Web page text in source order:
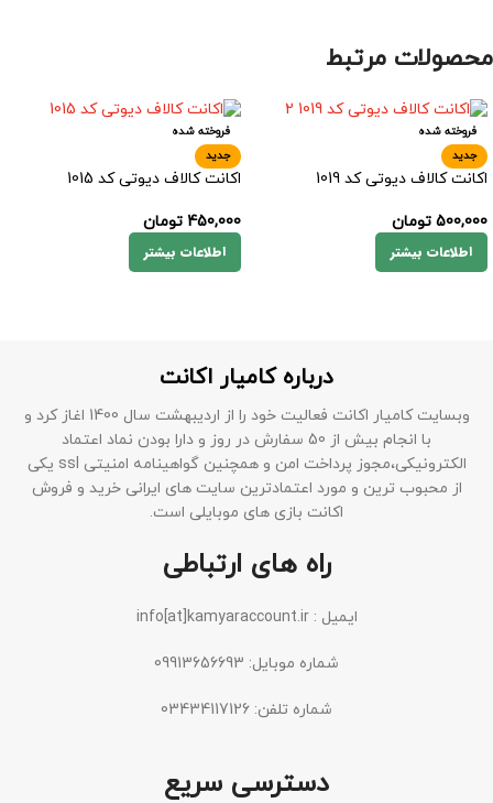
محصولات مرتبط
فروخته شده
جدید
اکانت کالاف دیوتی کد 1019
500,000 تومان
اطلاعات بیشتر
فروخته شده
جدید
اکانت کالاف دیوتی کد 1015
450,000 تومان
اطلاعات بیشتر
درباره کامیار اکانت
وبسایت کامیار اکانت فعالیت خود را از اردیبهشت سال 1400 اغاز کرد و
با انجام بیش از 50 سفارش در روز و دارا بودن نماد اعتماد
الکترونیکی،مجوز پرداخت امن و همچنین گواهینامه امنیتی ssl یکی
از محبوب ترین و مورد اعتمادترین سایت های ایرانی خرید و فروش
اکانت بازی های موبایلی است.
راه های ارتباطی
ایمیل : info[at]kamyaraccount.ir
شماره موبایل: 09913656693
شماره تلفن: 03434117126
دسترسی سریع